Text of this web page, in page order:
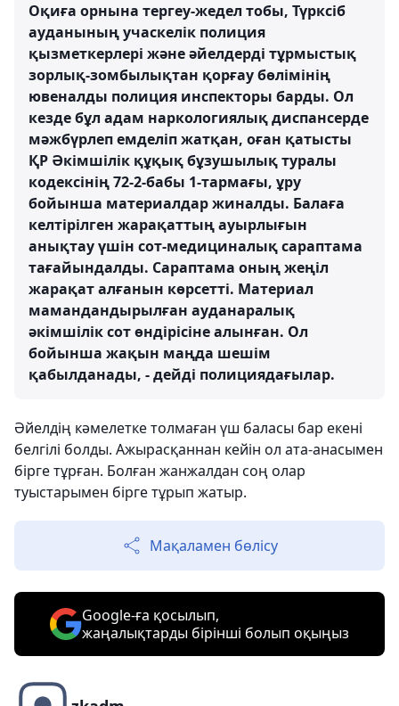
Оқиға орнына тергеу-жедел тобы, Түрксіб
ауданының учаскелік полиция
қызметкерлері және әйелдерді тұрмыстық
зорлық-зомбылықтан қорғау бөлімінің
ювеналды полиция инспекторы барды. Ол
кезде бұл адам наркологиялық диспансерде
мәжбүрлеп емделіп жатқан, оған қатысты
ҚР Әкімшілік құқық бұзушылық туралы
кодексінің 72-2-бабы 1-тармағы, ұру
бойынша материалдар жиналды. Балаға
келтірілген жарақаттың ауырлығын
анықтау үшін сот-медициналық сараптама
тағайындалды. Сараптама оның жеңіл
жарақат алғанын көрсетті. Материал
мамандандырылған ауданаралық
әкімшілік сот өндірісіне алынған. Ол
бойынша жақын маңда шешім
қабылданады, - дейді полициядағылар.
Әйелдің кәмелетке толмаған үш баласы бар екені
белгілі болды. Ажырасқаннан кейін ол ата-анасымен
бірге тұрған. Болған жанжалдан соң олар
туыстарымен бірге тұрып жатыр.
Мақаламен бөлісу
Google-ға қосылып,
жаңалықтарды бірінші болып оқыңыз